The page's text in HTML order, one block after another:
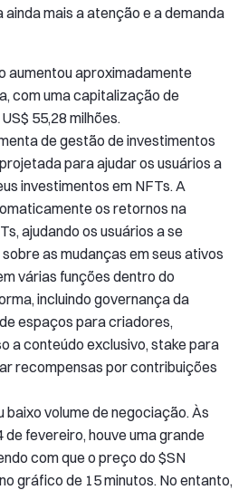
ainda mais a atenção e a demanda
aumentou aproximadamente
com uma capitalização de
55,28 milhões.
de gestão de investimentos
para ajudar os usuários a
investimentos em NFTs. A
os retornos na
ajudando os usuários a se
as mudanças em seus ativos
várias funções dentro do
incluindo governança da
espaços para criadores,
a conteúdo exclusivo, stake para
recompensas por contribuições
baixo volume de negociação. Às
de fevereiro, houve uma grande
com que o preço do $SN
gráfico de 15 minutos. No entanto,